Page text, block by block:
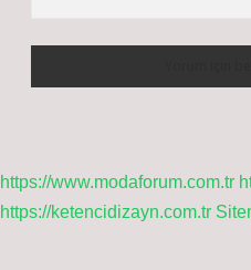
https://www.modaforum.com.tr
https://ketencidizayn.com.tr